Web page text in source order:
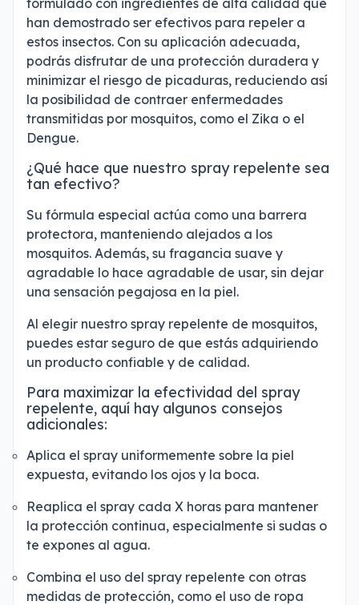
formulado con ingredientes de alta calidad que
han demostrado ser efectivos para repeler a
estos insectos. Con su aplicación adecuada,
podrás disfrutar de una protección duradera y
minimizar el riesgo de picaduras, reduciendo así
la posibilidad de contraer enfermedades
transmitidas por mosquitos, como el Zika o el
Dengue.
¿Qué hace que nuestro spray repelente sea
tan efectivo?
Su fórmula especial actúa como una barrera
protectora, manteniendo alejados a los
mosquitos. Además, su fragancia suave y
agradable lo hace agradable de usar, sin dejar
una sensación pegajosa en la piel.
Al elegir nuestro spray repelente de mosquitos,
puedes estar seguro de que estás adquiriendo
un producto confiable y de calidad.
Para maximizar la efectividad del spray
repelente, aquí hay algunos consejos
adicionales:
Aplica el spray uniformemente sobre la piel
expuesta, evitando los ojos y la boca.
Reaplica el spray cada X horas para mantener
la protección continua, especialmente si sudas o
te expones al agua.
Combina el uso del spray repelente con otras
medidas de protección, como el uso de ropa